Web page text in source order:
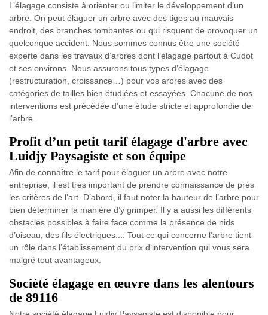
L’élagage consiste à orienter ou limiter le développement d’un
arbre. On peut élaguer un arbre avec des tiges au mauvais
endroit, des branches tombantes ou qui risquent de provoquer un
quelconque accident. Nous sommes connus être une société
experte dans les travaux d’arbres dont l’élagage partout à Cudot
et ses environs. Nous assurons tous types d’élagage
(restructuration, croissance…) pour vos arbres avec des
catégories de tailles bien étudiées et essayées. Chacune de nos
interventions est précédée d’une étude stricte et approfondie de
l’arbre.
Profit d’un petit tarif élagage d'arbre avec
Luidjy Paysagiste et son équipe
Afin de connaître le tarif pour élaguer un arbre avec notre
entreprise, il est très important de prendre connaissance de près
les critères de l’art. D’abord, il faut noter la hauteur de l’arbre pour
bien déterminer la manière d’y grimper. Il y a aussi les différents
obstacles possibles à faire face comme la présence de nids
d’oiseau, des fils électriques.... Tout ce qui concerne l’arbre tient
un rôle dans l’établissement du prix d’intervention qui vous sera
malgré tout avantageux.
Société élagage en œuvre dans les alentours
de 89116